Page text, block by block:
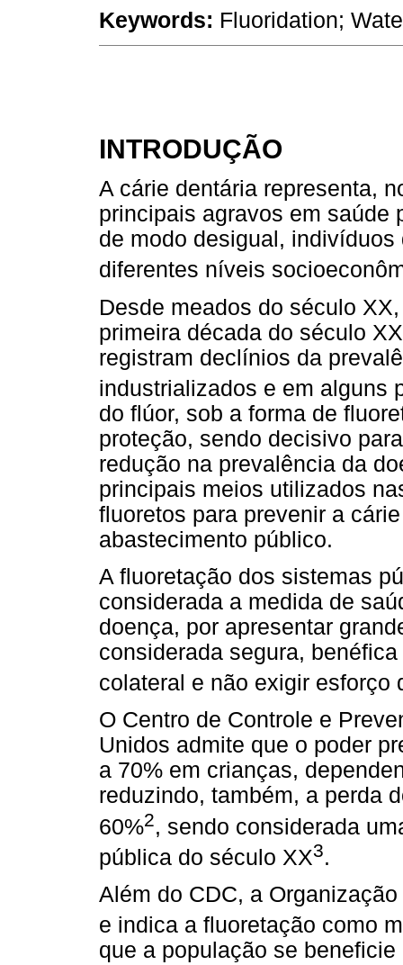
Keywords: Fluoridation;
INTRODUÇÃO
A cárie dentária representa,
principais agravos em saúde
de modo desigual,
diferentes níveis
Desde meados do século
primeira década do século
registram declínios da
industrializados e em alguns
do flúor, sob a forma de
proteção, sendo decisivo
redução na prevalência da
principais meios utilizados
fluoretos para prevenir a
abastecimento público.
A fluoretação dos sistemas
considerada a medida de
doença, por apresentar
considerada segura,
colateral e não exigir esforço
O Centro de Controle e
Unidos admite que o poder
a 70% em crianças,
reduzindo, também, a perda
60%2, sendo considerada
pública do século XX3.
Além do CDC, a
e indica a fluoretação como
que a população se